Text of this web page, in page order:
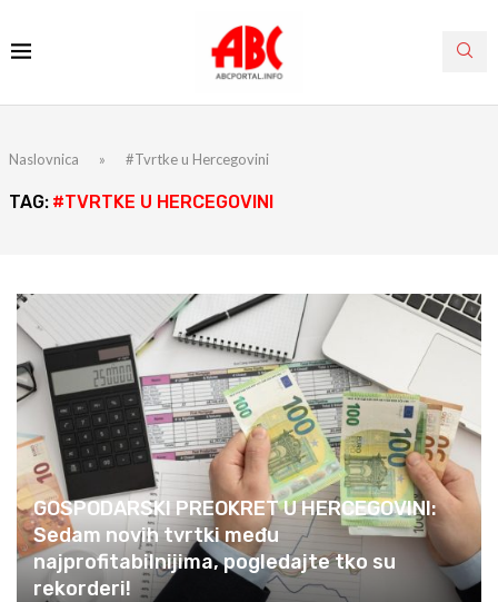
Naslovnica » #Tvrtke u Hercegovini
TAG: #TVRTKE U HERCEGOVINI
GOSPODARSKI PREOKRET U HERCEGOVINI:
Sedam novih tvrtki među
najprofitabilnijima, pogledajte tko su
rekorderi!